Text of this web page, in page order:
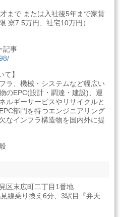
まで または入社後5年まで家賃
寮7.5万円、社宅10万円）
記事
て】
ラ、機械・システムなど幅広い
のEPC(設計・調達・建設)、運
ルギーサービスやリサイクルと
部門を持つエンジニアリング
なインフラ構造物を国内外に提
区末広町二丁目1番地
線乗り換え6分、3駅目『弁天